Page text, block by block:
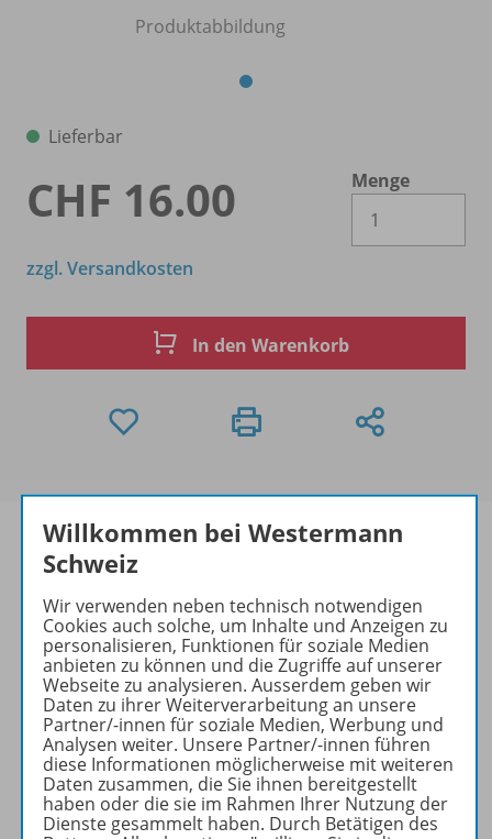
Produktabbildung
Lieferbar
CHF 16.00
Menge
zzgl. Versandkosten
In den Warenkorb
Produktinformationen
Beschreibung
Zugehörige Produkte
Willkommen bei Westermann
Schweiz
Wir verwenden neben technisch notwendigen
Cookies auch solche, um Inhalte und Anzeigen zu
personalisieren, Funktionen für soziale Medien
anbieten zu können und die Zugriffe auf unserer
Webseite zu analysieren. Ausserdem geben wir
Daten zu ihrer Weiterverarbeitung an unsere
Partner/-innen für soziale Medien, Werbung und
Analysen weiter. Unsere Partner/-innen führen
diese Informationen möglicherweise mit weiteren
Daten zusammen, die Sie ihnen bereitgestellt
haben oder die sie im Rahmen Ihrer Nutzung der
Dienste gesammelt haben. Durch Betätigen des